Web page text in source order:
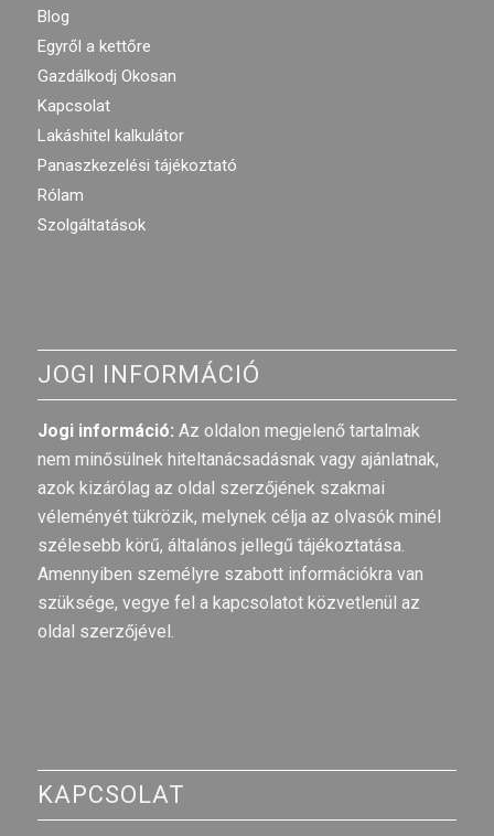
Blog
Egyről a kettőre
Gazdálkodj Okosan
Kapcsolat
Lakáshitel kalkulátor
Panaszkezelési tájékoztató
Rólam
Szolgáltatások
JOGI INFORMÁCIÓ
Jogi információ: Az oldalon megjelenő tartalmak
nem minősülnek hiteltanácsadásnak vagy ajánlatnak,
azok kizárólag az oldal szerzőjének szakmai
véleményét tükrözik, melynek célja az olvasók minél
szélesebb körű, általános jellegű tájékoztatása.
Amennyiben személyre szabott információkra van
szüksége, vegye fel a kapcsolatot közvetlenül az
oldal szerzőjével.
KAPCSOLAT